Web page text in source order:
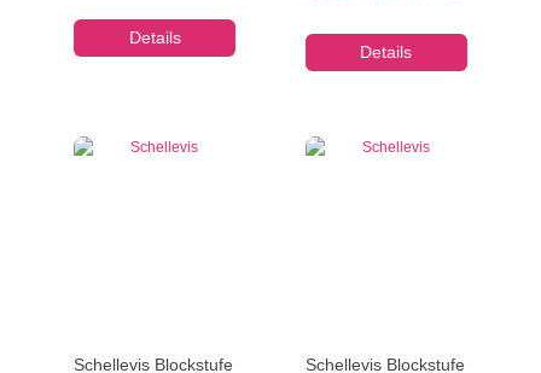
Details
Details
Schellevis Blockstufe Schellevis Blockstufe